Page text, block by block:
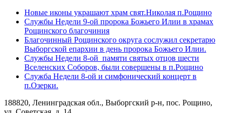
Новые иконы украшают храм свят.Николая п.Рощино
Службы Недели 9-ой пророка Божьего Илии в храмах
Рощинского благочиния
Благочинный Рощинского округа сослужил секретарю
Выборгской епархии в день пророка Божьего Илии.
Службы Недели 8-ой памяти святых отцов шести
Вселенских Соборов, были совершены в п.Рощино
Служба Недели 8-ой и симфонический концерт в
п.Озерки.
188820, Ленинградская обл., Выборгский р-н, пос. Рощино,